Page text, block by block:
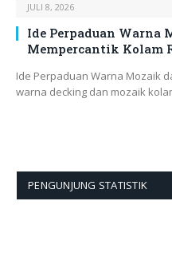
JULI 8, 2026
Ide Perpaduan Warna
Mempercantik Kolam
Ide Perpaduan Warna Mozaik
warna decking dan mozaik
PENGUNJUNG STATISTIK